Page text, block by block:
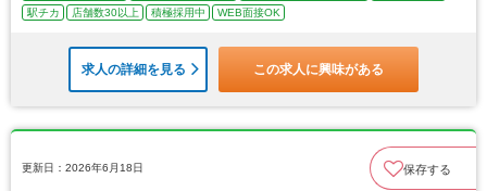
駅チカ
店舗数30以上 積極採用中 WEB面接OK
求人の詳細を見る この求人に興味がある
更新日：2026年6月18日 保存する